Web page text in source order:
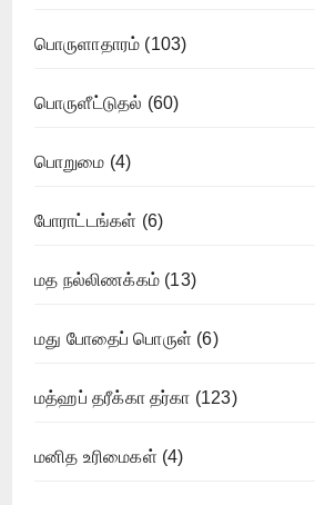
பொருளாதாரம் (103)
பொருளீட்டுதல் (60)
பொறுமை (4)
போராட்டங்கள் (6)
மத நல்லிணக்கம் (13)
மது போதைப் பொருள் (6)
மத்ஹப் தரீக்கா தர்கா (123)
மனித உரிமைகள் (4)